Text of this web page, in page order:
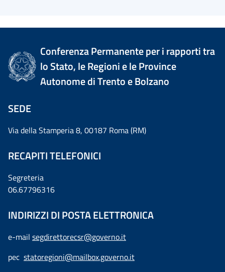
Conferenza Permanente per i rapporti tra
lo Stato, le Regioni e le Province
Autonome di Trento e Bolzano
SEDE
Via della Stamperia 8, 00187 Roma (RM)
RECAPITI TELEFONICI
Segreteria
06.67796316
INDIRIZZI DI POSTA ELETTRONICA
e-mail segdirettorecsr@governo.it
pec statoregioni@mailbox.governo.it